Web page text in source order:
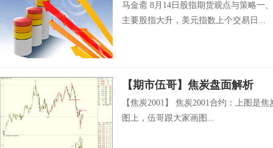
马金斋 8月14日股指期货观点与策略一
主要股指大升，美元指数上个交易日...
【期市伍哥】焦炭盘面解析
【焦炭2001】 焦炭2001合约：上图是
图上，伍哥跟大家画图...